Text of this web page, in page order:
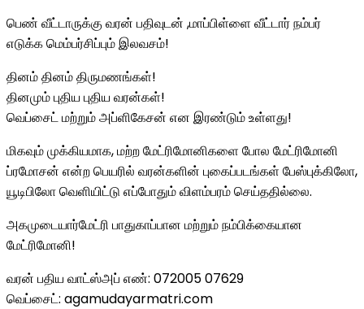
பெண் வீட்டாருக்கு வரன் பதிவுடன் ,மாப்பிள்ளை வீட்டார் நம்பர்
எடுக்க மெம்பர்சிப்பும் இலவசம்!
தினம் தினம் திருமணங்கள்!
தினமும் புதிய புதிய வரன்கள்!
வெப்சைட் மற்றும் அப்ளிகேசன் என இரண்டும் உள்ளது!
மிகவும் முக்கியமாக, மற்ற மேட்ரிமோனிகளை போல மேட்ரிமோனி
ப்ரமோசன் என்ற பெயரில் வரன்களின் புகைப்படங்கள் பேஸ்புக்கிலோ,
யூடிபிலோ வெளியிட்டு எப்போதும் விளம்பரம் செய்ததில்லை.
அகமுடையார்மேட்ரி பாதுகாப்பான மற்றும் நம்பிக்கையான
மேட்ரிமோனி!
வரன் பதிய வாட்ஸ்அப் எண்: 072005 07629
வெப்சைட்: agamudayarmatri.com